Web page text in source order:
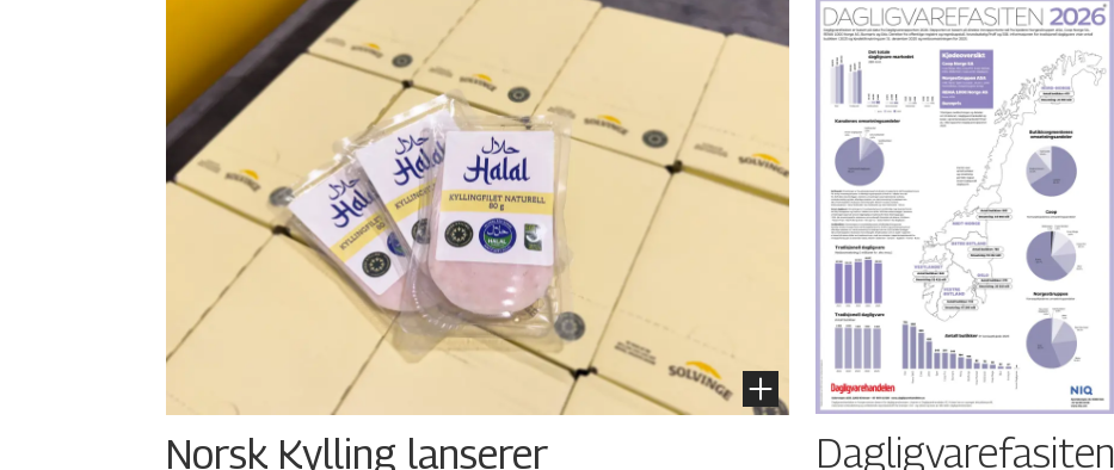
Norsk Kylling lanserer Dagligvarefasiten